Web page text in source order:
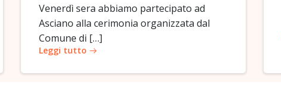
Venerdì sera abbiamo partecipato ad
Asciano alla cerimonia organizzata dal
Comune di […]
Leggi tutto